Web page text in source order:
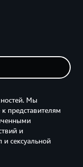
Мы
представителям
и
сексуальной